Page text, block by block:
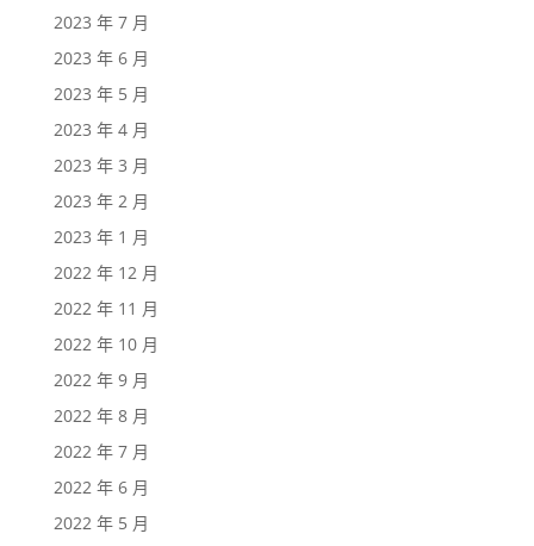
2023 年 7 月
2023 年 6 月
2023 年 5 月
2023 年 4 月
2023 年 3 月
2023 年 2 月
2023 年 1 月
2022 年 12 月
2022 年 11 月
2022 年 10 月
2022 年 9 月
2022 年 8 月
2022 年 7 月
2022 年 6 月
2022 年 5 月